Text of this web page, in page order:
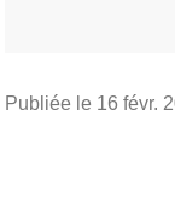
Publiée le 16 févr.